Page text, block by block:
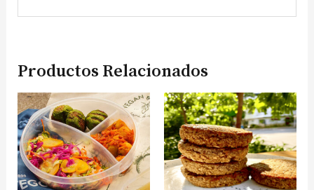
Productos Relacionados